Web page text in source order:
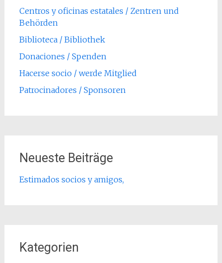
Centros y oficinas estatales / Zentren und
Behörden
Biblioteca / Bibliothek
Donaciones / Spenden
Hacerse socio / werde Mitglied
Patrocinadores / Sponsoren
Neueste Beiträge
Estimados socios y amigos,
Kategorien